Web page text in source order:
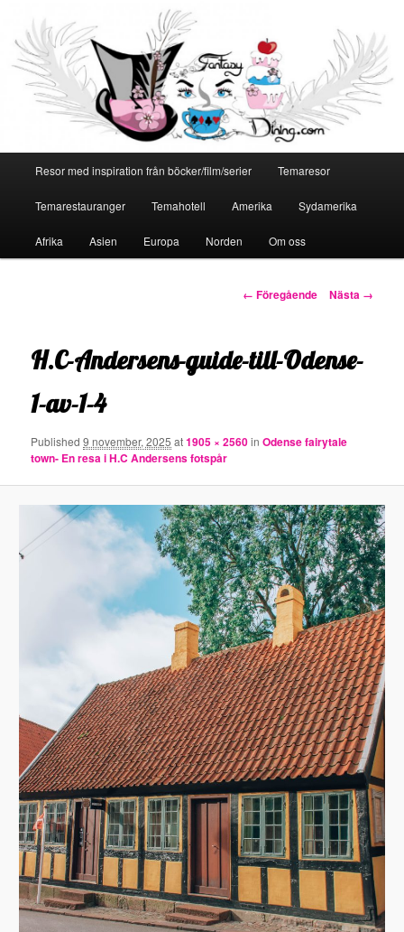
Hoppa
till
primärt
Resor med inspiration från böcker/film/serier Temaresor
Temarestauranger Temahotell Amerika Sydamerika
Afrika Asien Europa Norden Om oss
Bildnavigering
← Föregående Nästa →
H.C-Andersens-guide-till-Odense-
1-av-1-4
Published9 november, 2025 at1905 × 2560inOdense fairytale
town- En resa i H.C Andersens fotspår